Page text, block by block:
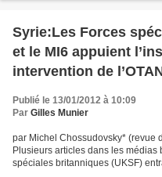
Syrie:Les Forces
et le MI6 appuient
intervention de
Publié le 13/01/2012 à 10:09
Par Gilles Munier
par Michel Chossudovsky* (revue
Plusieurs articles dans les
spéciales britanniques (UKSF)